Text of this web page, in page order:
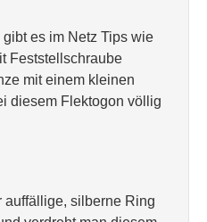
es im Netz Tips wie
Feststellschraube
mit einem kleinen
diesem Flektogon völlig
auffällige, silberne Ring